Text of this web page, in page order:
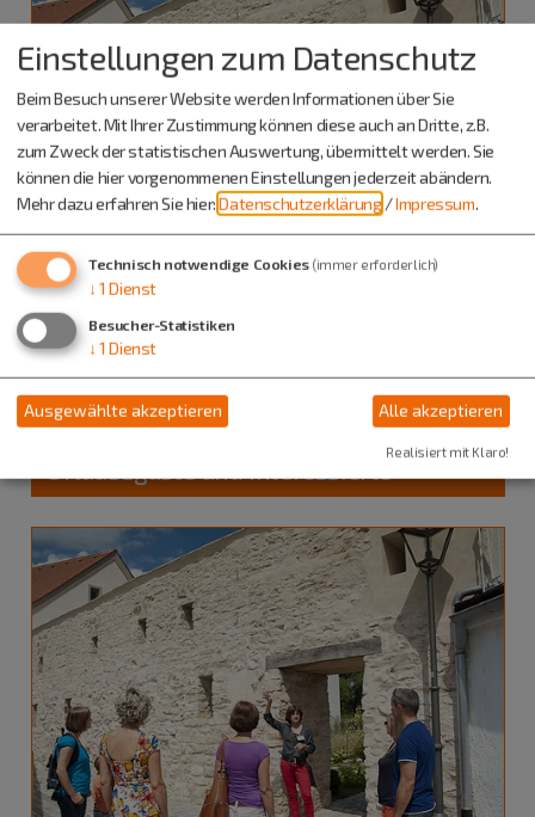
Dietfurt a.d.Altmühl
27.08.26
Führungen und Exkursionen
Urlaubsgäste und Interessierte
Einstellungen zum Datenschutz
Beim Besuch unserer Website werden Informationen über Sie
verarbeitet. Mit Ihrer Zustimmung können diese auch an Dritte, z.B.
zum Zweck der statistischen Auswertung, übermittelt werden. Sie
können die hier vorgenommenen Einstellungen jederzeit abändern.
Mehr dazu erfahren Sie hier:Datenschutzerklärung /Impressum.
Technisch notwendige Cookies (immer erforderlich)
↓ 1 Dienst
Besucher-Statistiken
↓ 1 Dienst
Ausgewählte akzeptieren Alle akzeptieren
Realisiert mit Klaro!